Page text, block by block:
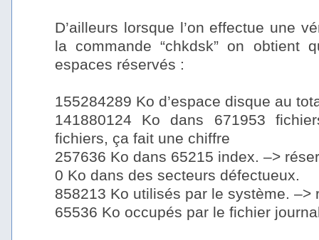
D’ailleurs lorsque l’on effectue une
la commande “chkdsk” on obtient
espaces réservés :
155284289 Ko d’espace disque au
141880124 Ko dans 671953
fichiers, ça fait une chiffre
257636 Ko dans 65215 index. –>
0 Ko dans des secteurs défectueux.
858213 Ko utilisés par le système. –>
65536 Ko occupés par le fichier